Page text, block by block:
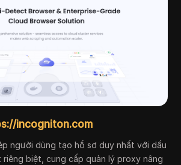
incogniton.com
người dùng tạo hồ sơ duy nhất với dấu
biệt, cung cấp quản lý proxy nâng